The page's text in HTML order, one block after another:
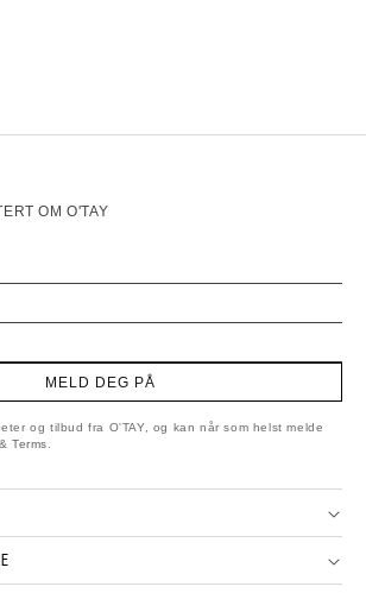
OM O'TAY
MELD DEG PÅ
og tilbud fra O'TAY, og kan når som helst melde
&Terms